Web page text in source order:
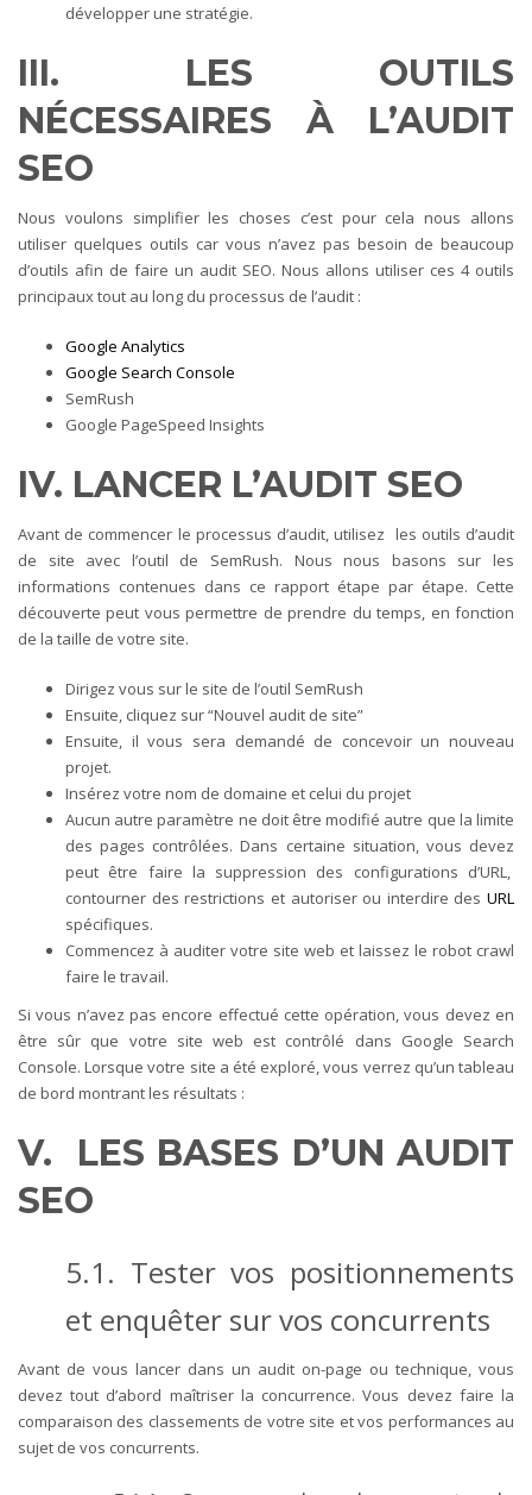
développer une stratégie.
III. LES OUTILS
NÉCESSAIRES À L’AUDIT
SEO
Nous voulons simplifier les choses c’est pour cela nous allons
utiliser quelques outils car vous n’avez pas besoin de beaucoup
d’outils afin de faire un audit SEO. Nous allons utiliser ces 4 outils
principaux tout au long du processus de l’audit :
Google Analytics
Google Search Console
SemRush
Google PageSpeed Insights
IV. LANCER L’AUDIT SEO
Avant de commencer le processus d’audit, utilisez les outils d’audit
de site avec l’outil de SemRush. Nous nous basons sur les
informations contenues dans ce rapport étape par étape. Cette
découverte peut vous permettre de prendre du temps, en fonction
de la taille de votre site.
Dirigez vous sur le site de l’outil SemRush
Ensuite, cliquez sur “Nouvel audit de site”
Ensuite, il vous sera demandé de concevoir un nouveau
projet.
Insérez votre nom de domaine et celui du projet
Aucun autre paramètre ne doit être modifié autre que la limite
des pages contrôlées. Dans certaine situation, vous devez
peut être faire la suppression des configurations d’URL,
contourner des restrictions et autoriser ou interdire des URL
spécifiques.
Commencez à auditer votre site web et laissez le robot crawl
faire le travail.
Si vous n’avez pas encore effectué cette opération, vous devez en
être sûr que votre site web est contrôlé dans Google Search
Console. Lorsque votre site a été exploré, vous verrez qu’un tableau
de bord montrant les résultats :
V. LES BASES D’UN AUDIT
SEO
5.1. Tester vos positionnements
et enquêter sur vos concurrents
Avant de vous lancer dans un audit on-page ou technique, vous
devez tout d’abord maîtriser la concurrence. Vous devez faire la
comparaison des classements de votre site et vos performances au
sujet de vos concurrents.